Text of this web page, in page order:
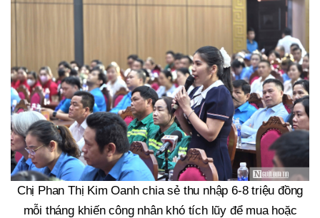
Chị Phan Thị Kim Oanh chia sẻ thu nhập 6-8 triệu đồng
mỗi tháng khiến công nhân khó tích lũy để mua hoặc